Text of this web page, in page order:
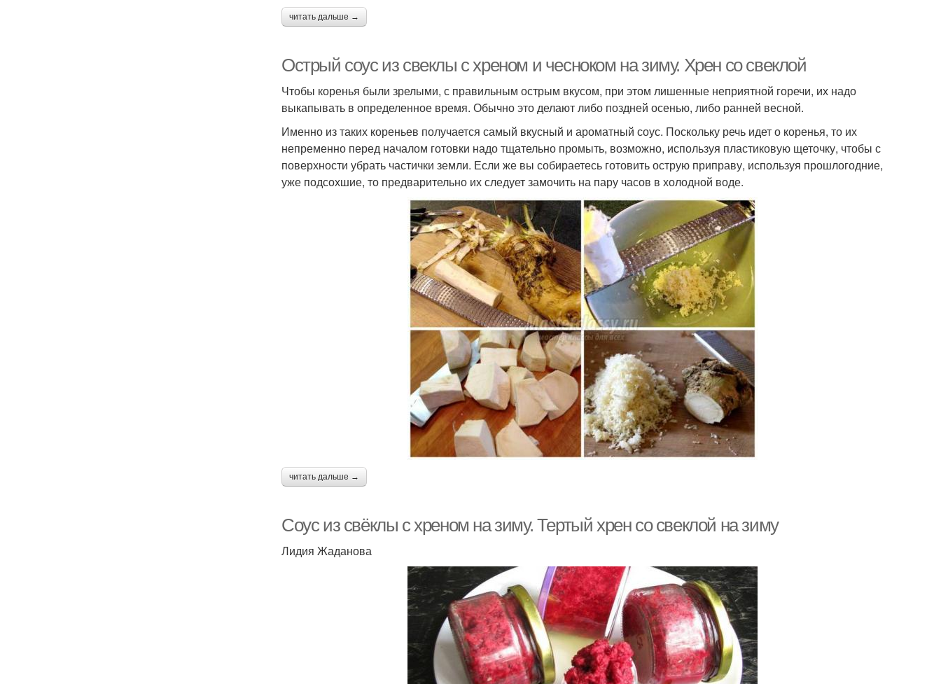
читать дальше →
Острый соус из свеклы с хреном и чесноком на зиму. Хрен со свеклой
Чтобы коренья были зрелыми, с правильным острым вкусом, при этом лишенные неприятной горечи, их надо
выкапывать в определенное время. Обычно это делают либо поздней осенью, либо ранней весной.
Именно из таких кореньев получается самый вкусный и ароматный соус. Поскольку речь идет о коренья, то их
непременно перед началом готовки надо тщательно промыть, возможно, используя пластиковую щеточку, чтобы с
поверхности убрать частички земли. Если же вы собираетесь готовить острую приправу, используя прошлогодние,
уже подсохшие, то предварительно их следует замочить на пару часов в холодной воде.
читать дальше →
Соус из свёклы с хреном на зиму. Тертый хрен со свеклой на зиму
Лидия Жаданова